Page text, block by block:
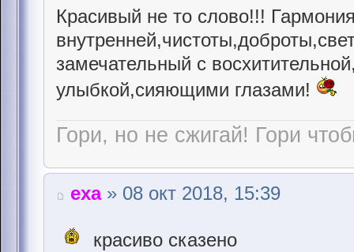
Красивый не то слово!!!
замечательный с
улыбкой,сияющими глазами!
Гори, но не сжигай! Гори
еха» 08 окт 2018, 15:39
красиво сказено